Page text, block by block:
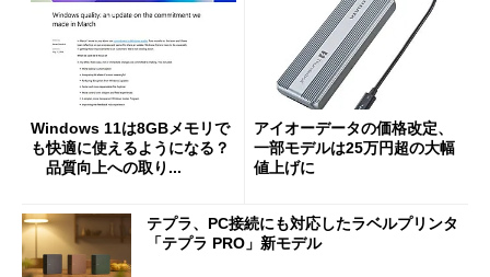
Windows 11は8GBメモリで
も快適に使えるようになる？
品質向上への取り...
アイオーデータの価格改定、
一部モデルは25万円超の大幅
値上げに
テプラ、PC接続にも対応したラベルプリンタ
「テプラ PRO」新モデル